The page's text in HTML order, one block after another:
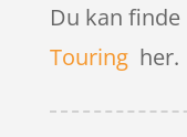
Du kan finde
Touringher.